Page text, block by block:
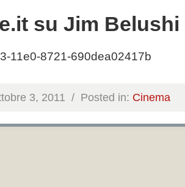
su Jim Belushi
11e0-8721-690dea02417b
3, 2011 / Posted in: Cinema